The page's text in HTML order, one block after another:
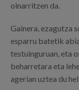
oinarritzen da.
Gainera, ezagutza
esparru batetik
testuinguruan, eta
beharretara eta
agerian uztea du